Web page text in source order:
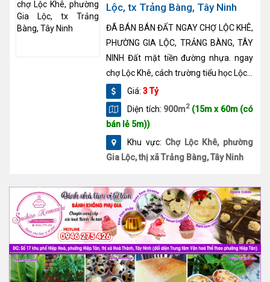
Lộc, tx Trảng Bàng, Tây Ninh
ĐÃ BÁN BÁN ĐẤT NGAY CHỢ LỘC KHÊ,
PHƯỜNG GIA LỘC, TRẢNG BÀNG, TÂY
NINH Đất mặt tiền đường nhựa. ngay
chợ Lộc Khê, cách trường tiểu học Lộc...
Giá: 3 Tỷ
Diện tích: 900m2 (15m x 60m (có
bán lẻ 5m))
Khu vực: Chợ Lộc Khê, phường
Gia Lộc, thị xã Trảng Bàng, Tây Ninh